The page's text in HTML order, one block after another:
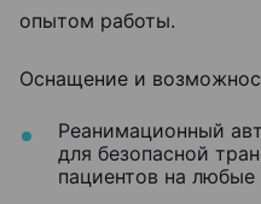
опытом работы.
Оснащение и
Реанимационный
для безопасной
пациентов на любые